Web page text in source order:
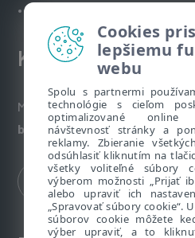
•Technická podpora
Kontakt
Máte nezodpovedané otázky?
bezpecnenanete@eset.sk
Cookies
lepšiemu
webu
Spolu s partnermi
technológie s cieľom
optimalizované online
návštevnosť stránky a
reklamy. Zbieranie
odsúhlasiť kliknutím na
všetky voliteľné súbory
výberom možnosti „Prijať
alebo upraviť ich
„Spravovať súbory cookie“.
súborov cookie môžete
výber upraviť, a to